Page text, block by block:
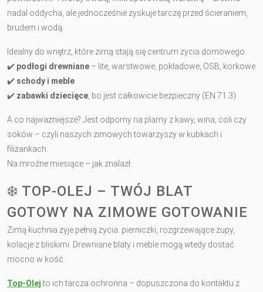
nadal oddycha, ale jednocześnie zyskuje tarczę przed ścieraniem,
brudem i wodą.
Idealny do wnętrz, które zimą stają się centrum życia domowego:
✔️ podłogi drewniane – lite, warstwowe, pokładowe, OSB, korkowe
✔️ schody i meble
✔️ zabawki dziecięce , bo jest całkowicie bezpieczny (EN 71.3)
A co najważniejsze? Jest odporny na plamy z kawy, wina, coli czy
soków – czyli naszych zimowych towarzyszy w kubkach i
filiżankach.
Na mroźne miesiące – jak znalazł.
❄️ TOP-OLEJ – TWÓJ BLAT
GOTOWY NA ZIMOWE GOTOWANIE
Zimą kuchnia żyje pełnią życia: pierniczki, rozgrzewające zupy,
kolacje z bliskimi. Drewniane blaty i meble mogą wtedy dostać
mocno w kość.
Top-Olejto ich tarcza ochronna – dopuszczona do kontaktu z